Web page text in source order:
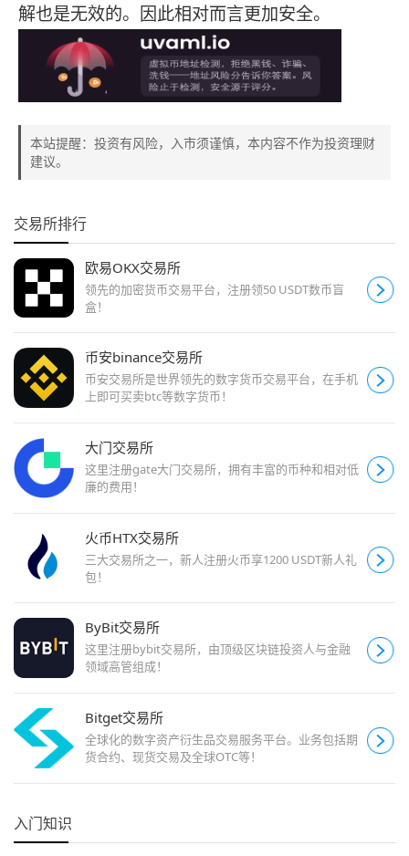
解也是无效的。因此相对而言更加安全。
本站提醒：投资有风险，入市须谨慎，本内容不作为投资理财
建议。
交易所排行
欧易OKX交易所
领先的加密货币交易平台，注册领50 USDT数币盲
盒！
币安binance交易所
币安交易所是世界领先的数字货币交易平台，在手机
上即可买卖btc等数字货币！
大门交易所
这里注册gate大门交易所，拥有丰富的币种和相对低
廉的费用！
火币HTX交易所
三大交易所之一，新人注册火币享1200 USDT新人礼
包！
ByBit交易所
这里注册bybit交易所，由顶级区块链投资人与金融
领域高管组成！
Bitget交易所
全球化的数字资产衍生品交易服务平台。业务包括期
货合约、现货交易及全球OTC等！
入门知识